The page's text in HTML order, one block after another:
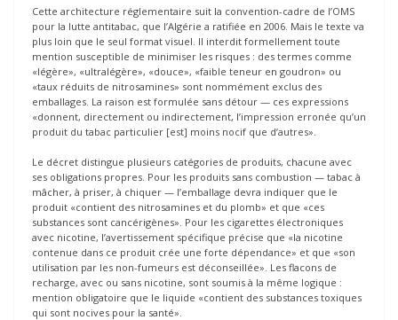
Cette architecture réglementaire suit la convention-cadre de l’OMS
pour la lutte antitabac, que l’Algérie a ratifiée en 2006. Mais le texte va
plus loin que le seul format visuel. Il interdit formellement toute
mention susceptible de minimiser les risques : des termes comme
«légère», «ultralégère», «douce», «faible teneur en goudron» ou
«taux réduits de nitrosamines» sont nommément exclus des
emballages. La raison est formulée sans détour — ces expressions
«donnent, directement ou indirectement, l’impression erronée qu’un
produit du tabac particulier [est] moins nocif que d’autres».
Le décret distingue plusieurs catégories de produits, chacune avec
ses obligations propres. Pour les produits sans combustion — tabac à
mâcher, à priser, à chiquer — l’emballage devra indiquer que le
produit «contient des nitrosamines et du plomb» et que «ces
substances sont cancérigènes». Pour les cigarettes électroniques
avec nicotine, l’avertissement spécifique précise que «la nicotine
contenue dans ce produit crée une forte dépendance» et que «son
utilisation par les non-fumeurs est déconseillée». Les flacons de
recharge, avec ou sans nicotine, sont soumis à la même logique :
mention obligatoire que le liquide «contient des substances toxiques
qui sont nocives pour la santé».